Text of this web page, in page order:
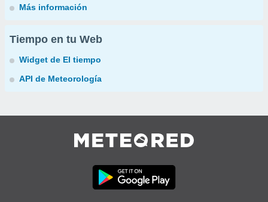
Más información
Tiempo en tu Web
Widget de El tiempo
API de Meteorología